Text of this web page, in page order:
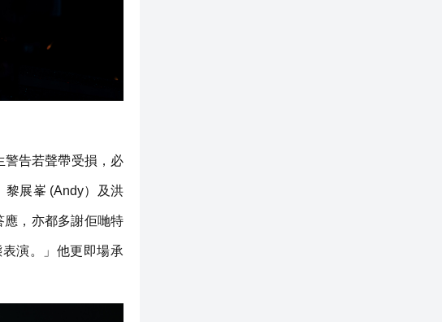
警告若聲帶受損，必
黎展峯 (Andy）及洪
應，亦都多謝佢哋特
演。」他更即場承